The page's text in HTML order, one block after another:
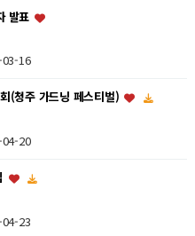
발표
16
(청주 가드닝 페스티벌)
20
23